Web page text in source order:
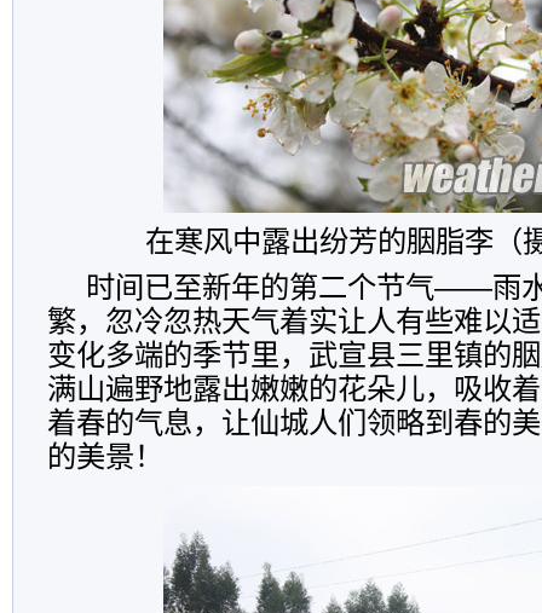
在寒风中露出纷芳的胭脂李（
时间已至新年的第二个节气——雨
繁，忽冷忽热天气着实让人有些难以
变化多端的季节里，武宣县三里镇的
满山遍野地露出嫩嫩的花朵儿，吸收
着春的气息，让仙城人们领略到春的
的美景！